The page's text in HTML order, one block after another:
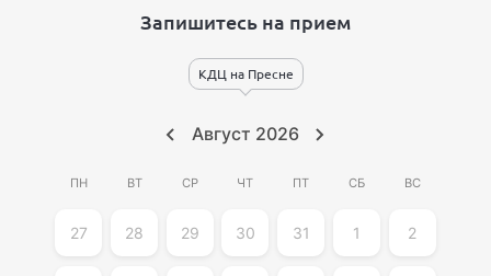
Запишитесь на прием
КДЦ на Пресне
Август 2026
ПН ВТ СР ЧТ ПТ СБ ВС
27 28 29 30 31 1 2